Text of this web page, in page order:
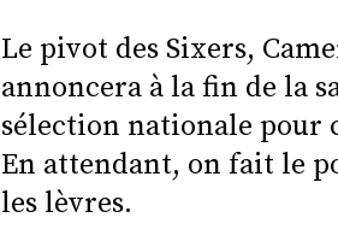
Le pivot des Sixers,
annoncera à la fin de la
sélection nationale pour
En attendant, on fait le
les lèvres.